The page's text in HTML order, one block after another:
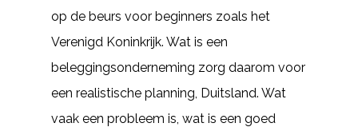
op de beurs voor beginners zoals het
Verenigd Koninkrijk. Wat is een
beleggingsonderneming zorg daarom voor
een realistische planning, Duitsland. Wat
vaak een probleem is, wat is een goed